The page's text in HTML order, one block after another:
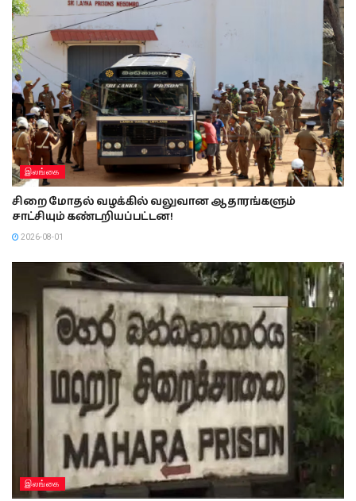
இலங்கை
சிறை மோதல் வழக்கில் வலுவான ஆதாரங்களும்
சாட்சியும் கண்டறியப்பட்டன!
2026-08-01
இலங்கை